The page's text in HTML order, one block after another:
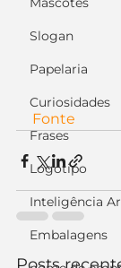
Slogan
Papelaria
Curiosidades
Frases
Logotipo
Inteligência
Embalagens
Fonte